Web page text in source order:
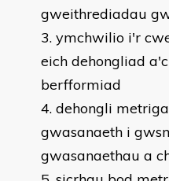
gweithrediadau
ymchwilio i'r
eich dehongliad
berfformiad
dehongli
gwasanaeth i
gwasanaethau a